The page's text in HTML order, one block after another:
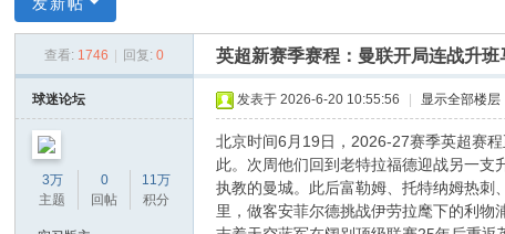
国
迷
论
坛
查看: 1746 回复: 0 英超新赛季赛程：曼联开局连战升
球迷论坛
3万
主题
0
回帖
11万
积分
发表于 2026-6-20 10:55:56 显示全部楼层
北京时间6月19日，2026-27赛季英超赛
此。次周他们回到老特拉福德迎战另一
执教的曼城。此后富勒姆、托特纳姆热
里，做客安菲尔德挑战伊劳拉麾下的利